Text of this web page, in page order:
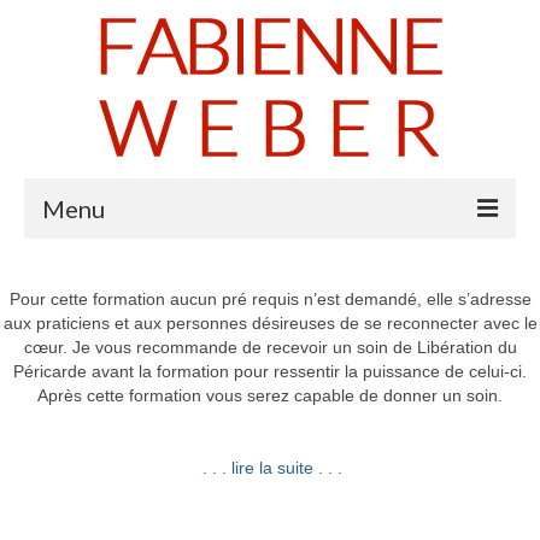
Menu
Soins
Activités
Pour cette formation aucun pré requis n’est demandé, elle s’adresse
aux praticiens et aux personnes désireuses de se reconnecter avec le
cœur. Je vous recommande de recevoir un soin de Libération du
Péricarde avant la formation pour ressentir la puissance de celui-ci.
Après cette formation vous serez capable de donner un soin.
. . . lire la suite . . .